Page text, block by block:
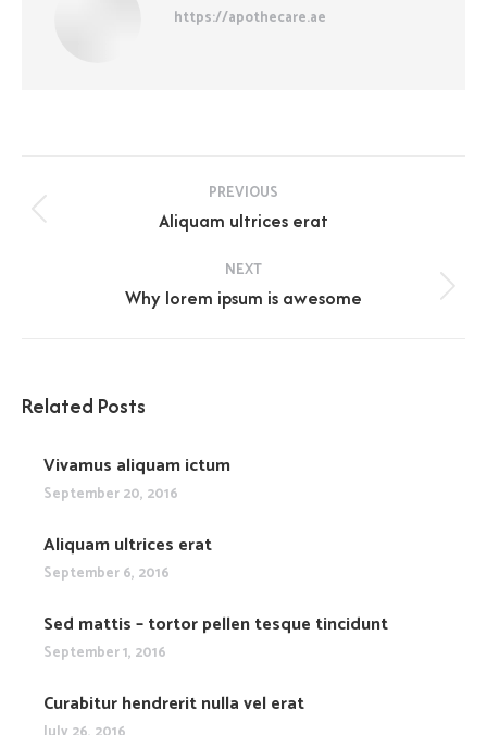
https://apothecare.ae
navigation
PREVIOUS
Previous
Aliquam ultrices erat
NEXT
Next
Why lorem ipsum is awesome
Related Posts
Vivamus aliquam ictum
September 20, 2016
Aliquam ultrices erat
September 6, 2016
Sed mattis – tortor pellen tesque tincidunt
September 1, 2016
Curabitur hendrerit nulla vel erat